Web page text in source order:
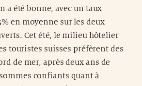
a été bonne, avec un taux
en moyenne sur les deux
Cet été, le milieu hôtelier
touristes suisses préfèrent des
de mer, après deux ans de
confiants quant à